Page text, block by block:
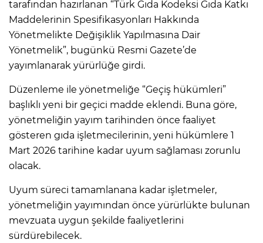
tarafından hazırlanan “Türk Gıda Kodeksi Gıda Katkı
Maddelerinin Spesifikasyonları Hakkında
Yönetmelikte Değişiklik Yapılmasına Dair
Yönetmelik”, bugünkü Resmi Gazete’de
yayımlanarak yürürlüğe girdi.
Düzenleme ile yönetmeliğe “Geçiş hükümleri”
başlıklı yeni bir geçici madde eklendi. Buna göre,
yönetmeliğin yayım tarihinden önce faaliyet
gösteren gıda işletmecilerinin, yeni hükümlere 1
Mart 2026 tarihine kadar uyum sağlaması zorunlu
olacak.
Uyum süreci tamamlanana kadar işletmeler,
yönetmeliğin yayımından önce yürürlükte bulunan
mevzuata uygun şekilde faaliyetlerini
sürdürebilecek.